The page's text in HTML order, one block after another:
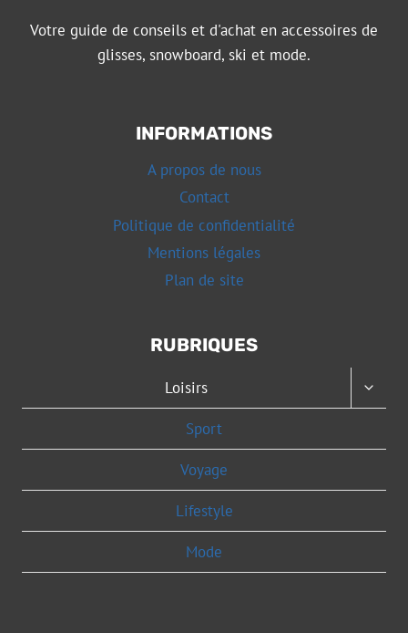
Votre guide de conseils et d'achat en accessoires de
glisses, snowboard, ski et mode.
INFORMATIONS
A propos de nous
Contact
Politique de confidentialité
Mentions légales
Plan de site
RUBRIQUES
Loisirs
Sport
Voyage
Lifestyle
Mode